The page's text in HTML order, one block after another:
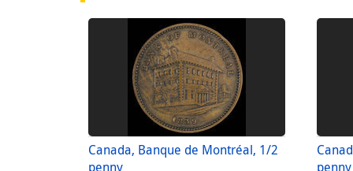
Canada, Banque de Montréal, 1/2
penny
penny